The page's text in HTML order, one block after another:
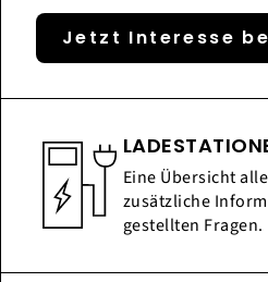
Jetzt Interesse
Eine Übersicht
zusätzliche
gestellten Fragen.